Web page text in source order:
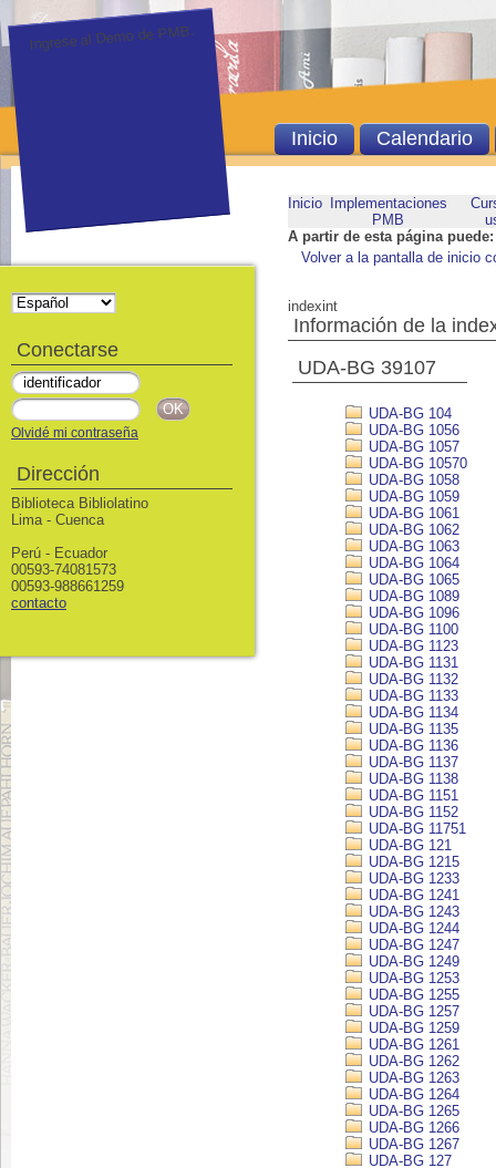
Inicio
Implementaciones
PMB
A partir de esta página puede:
Volver a la pantalla de inicio
indexint
Información de la
UDA-BG 39107
UDA-BG 104
UDA-BG 1056
UDA-BG 1057
UDA-BG 10570
UDA-BG 1058
UDA-BG 1059
UDA-BG 1061
UDA-BG 1062
UDA-BG 1063
UDA-BG 1064
UDA-BG 1065
UDA-BG 1089
UDA-BG 1096
UDA-BG 1100
UDA-BG 1123
UDA-BG 1131
UDA-BG 1132
UDA-BG 1133
UDA-BG 1134
UDA-BG 1135
UDA-BG 1136
UDA-BG 1137
UDA-BG 1138
UDA-BG 1151
UDA-BG 1152
UDA-BG 11751
UDA-BG 121
UDA-BG 1215
UDA-BG 1233
UDA-BG 1241
UDA-BG 1243
UDA-BG 1244
UDA-BG 1247
UDA-BG 1249
UDA-BG 1253
UDA-BG 1255
UDA-BG 1257
UDA-BG 1259
UDA-BG 1261
UDA-BG 1262
UDA-BG 1263
UDA-BG 1264
UDA-BG 1265
UDA-BG 1266
UDA-BG 1267
UDA-BG 127
Ingrese al Demo de PMB.
Inicio Calendario
Conectarse
Olvidé mi contraseña
Dirección
Biblioteca Bibliolatino
Lima - Cuenca
Perú - Ecuador
00593-74081573
00593-988661259
contacto